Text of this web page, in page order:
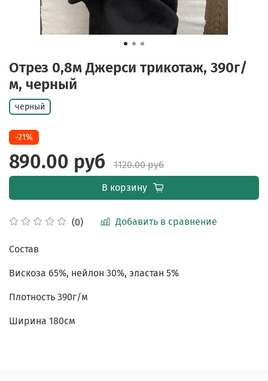
Отрез 0,8м Джерси трикотаж, 390г/
м, черный
(0) Добавить в сравнение
черный
-21%
890.00 руб
1120.00 руб
В корзину
Состав
Вискоза 65%, нейлон 30%, эластан 5%
Плотность 390г/м
Ширина 180см